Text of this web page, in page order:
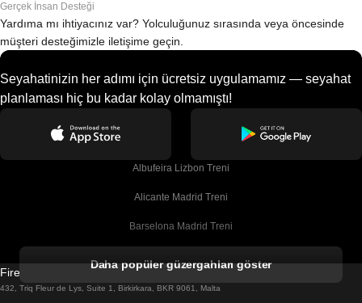
Gerçek İnsan Desteği
Yardıma mı ihtiyacınız var? Yolculuğunuz sırasında veya öncesinde
müşteri desteğimizle iletişime geçin.
Seyahatinizin her adımı için ücretsiz uygulamamız — seyahat
planlaması hiç bu kadar kolay olmamıştı!
Albufeira Lizbon Treni
Alicante Madrid Treni
Barselona Madrid Treni
Barselona Sevilla Treni
Daha popüler güzergahları göster
Firebird GT Limited (OC 1451)
432, Triq Fleur de Lys, Suite 1, Birkirkara, BKR 9061, Malta